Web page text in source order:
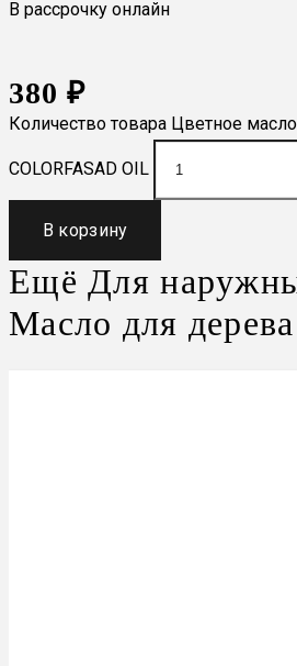
В рассрочку онлайн
380₽
Количество товара Цветное
COLORFASAD OIL
В корзину
Ещё Для
Масло для дерева